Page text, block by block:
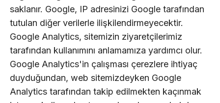
saklanır. Google, IP adresinizi Google tarafından
tutulan diğer verilerle ilişkilendirmeyecektir.
Google Analytics, sitemizin ziyaretçilerimiz
tarafından kullanımını anlamamıza yardımcı olur.
Google Analytics'in çalışması çerezlere ihtiyaç
duyduğundan, web sitemizdeyken Google
Analytics tarafından takip edilmekten kaçınmak